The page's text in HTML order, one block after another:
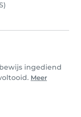
ingediend
Meer